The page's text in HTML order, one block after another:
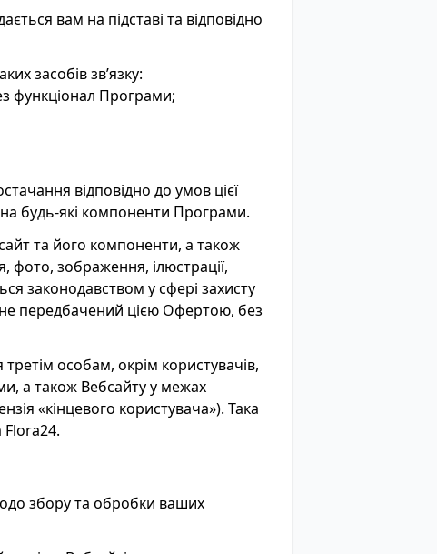
вам на підставі та відповідно
засобів зв’язку:
функціонал Програми;
відповідно до умов цієї
будь-які компоненти Програми.
та його компоненти, а також
фото, зображення, ілюстрації,
законодавством у сфері захисту
не передбачений цією Офертою, без
особам, окрім користувачів,
а також Вебсайту у межах
«кінцевого користувача»). Така
Flora24.
збору та обробки ваших